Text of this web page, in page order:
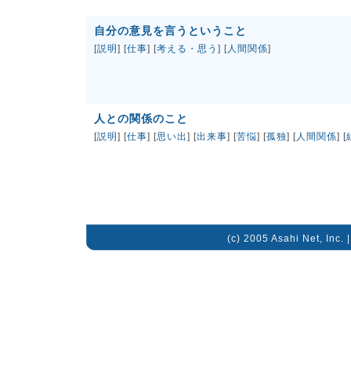
自分の意見を言うということ
[説明 ] [仕事] [考える・思う ] [人間関係]
人との関係のこと
[説明 ] [仕事] [思い出] [出来事] [苦悩] [孤独] [人間関係] [
(c) 2005 Asahi Net, Inc.